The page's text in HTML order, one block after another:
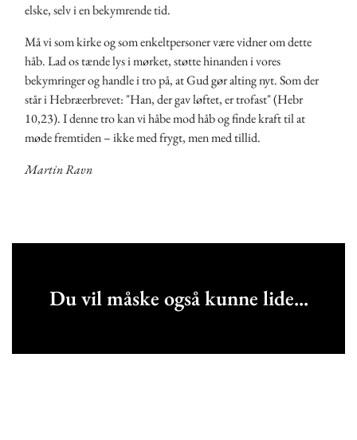
elske, selv i en bekymrende tid.
Må vi som kirke og som enkeltpersoner være vidner om dette
håb. Lad os tænde lys i mørket, støtte hinanden i vores
bekymringer og handle i tro på, at Gud gør alting nyt. Som der
står i Hebræerbrevet: "Han, der gav løftet, er trofast" (Hebr
10,23). I denne tro kan vi håbe mod håb og finde kraft til at
møde fremtiden – ikke med frygt, men med tillid.
Martin Ravn
Du vil måske også kunne lide...